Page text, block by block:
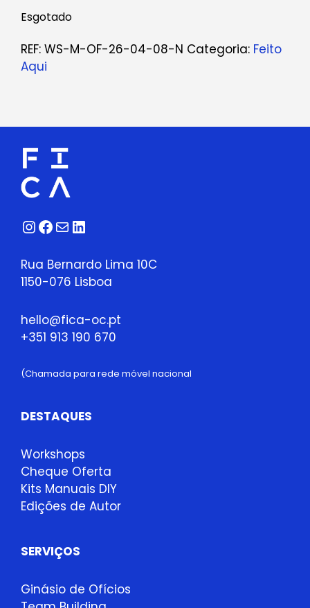
Esgotado
REF: WS-M-OF-26-04-08-N Categoria: Feito
Aqui
Instagram
Facebook
Correio
LinkedIn
Rua Bernardo Lima 10C
1150-076 Lisboa
hello@fica-oc.pt
+351 913 190 670
(Chamada para rede móvel nacional
DESTAQUES
Workshops
Cheque Oferta
Kits Manuais DIY
Edições de Autor
SERVIÇOS
Ginásio de Ofícios